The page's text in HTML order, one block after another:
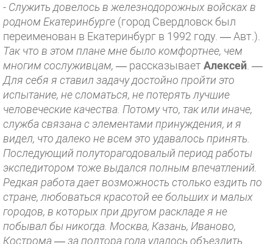
- Служить довелось в железнодорожных войсках в
родном Екатеринбурге (город Свердловск был
переименован в Екатеринбург в 1992 году. — Авт.).
Так что в этом плане мне было комфортнее, чем
многим сослуживцам, — рассказываетАлексей . —
Для себя я ставил задачу достойно пройти это
испытание, не сломаться, не потерять лучшие
человеческие качества. Потому что, так или иначе,
служба связана с элементами принуждения, и я
видел, что далеко не всем это удавалось принять.
Последующий полуторагодовалый период работы
экспедитором тоже выдался полным впечатлений.
Редкая работа дает возможность столько ездить по
стране, любоваться красотой ее больших и малых
городов, в которых при другом раскладе я не
побывал бы никогда. Москва, Казань, Иваново,
Кострома — за полтора года удалось объездить